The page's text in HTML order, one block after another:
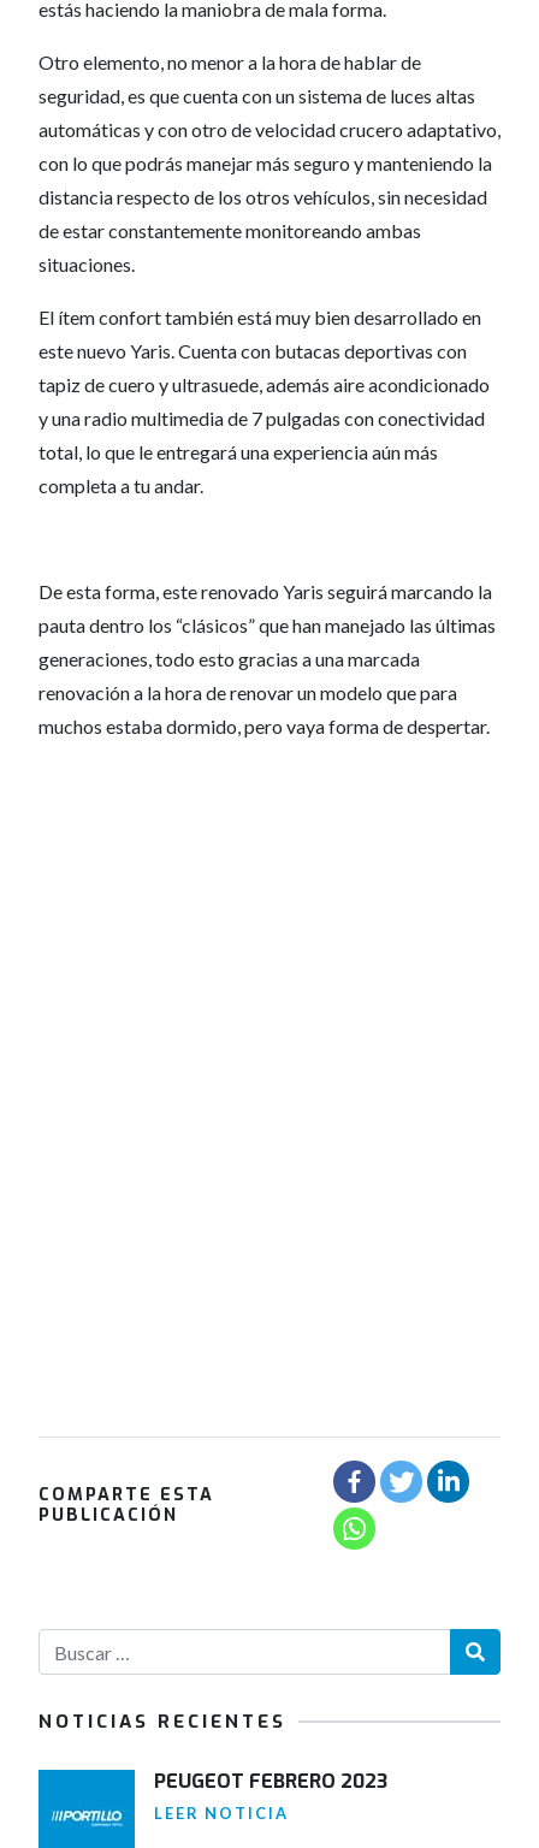
estás haciendo la maniobra de mala forma.
Otro elemento, no menor a la hora de hablar de
seguridad, es que cuenta con un sistema de luces altas
automáticas y con otro de velocidad crucero adaptativo,
con lo que podrás manejar más seguro y manteniendo la
distancia respecto de los otros vehículos, sin necesidad
de estar constantemente monitoreando ambas
situaciones.
El ítem confort también está muy bien desarrollado en
este nuevo Yaris. Cuenta con butacas deportivas con
tapiz de cuero y ultrasuede, además aire acondicionado
y una radio multimedia de 7 pulgadas con conectividad
total, lo que le entregará una experiencia aún más
completa a tu andar.
De esta forma, este renovado Yaris seguirá marcando la
pauta dentro los “clásicos” que han manejado las últimas
generaciones, todo esto gracias a una marcada
renovación a la hora de renovar un modelo que para
muchos estaba dormido, pero vaya forma de despertar.
COMPARTE ESTA
PUBLICACIÓN
NOTICIAS RECIENTES
PEUGEOT FEBRERO 2023
LEER NOTICIA